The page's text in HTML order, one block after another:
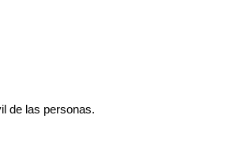
de las personas.